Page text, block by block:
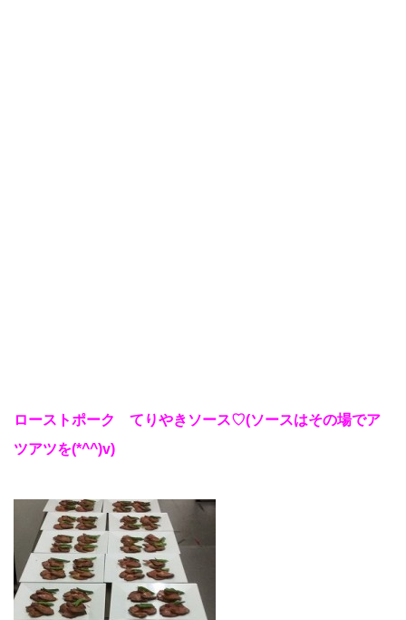
ローストポーク てりやきソース♡(ソースはその場でア
ツアツを(*^^)v)